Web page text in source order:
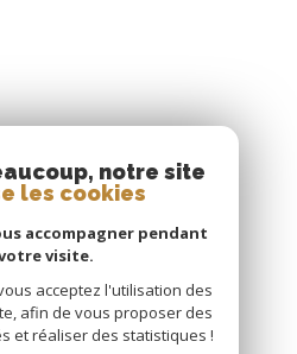
notre site
les cookies
accompagner pendant
visite.
acceptez l'utilisation des
afin de vous proposer des
et réaliser des statistiques !